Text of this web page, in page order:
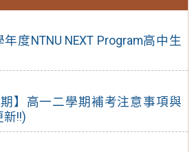
度NTNU NEXT Program高中生
期】高一二學期補考注意事項與
新!!)